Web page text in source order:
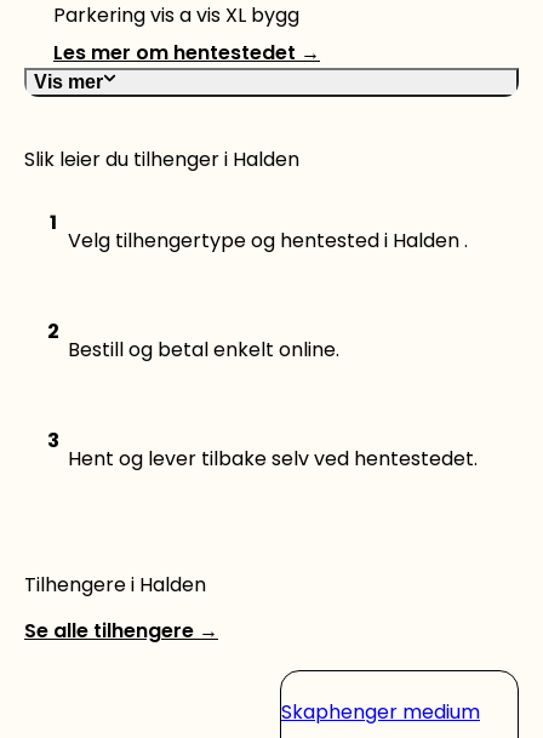
Parkering vis a vis XL bygg
Les mer om hentestedet →
Vis mer
Slik leier du tilhenger i Halden
1
Velg tilhengertype og hentested i Halden .
2
Bestill og betal enkelt online.
3
Hent og lever tilbake selv ved hentestedet.
Tilhengere i Halden
Se alle tilhengere →
Skaphenger medium